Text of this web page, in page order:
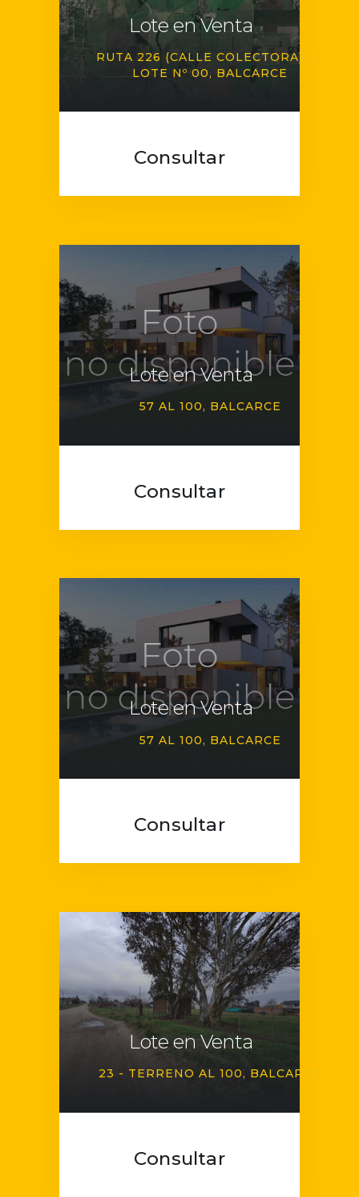
Lote en Venta
RUTA 226 (CALLE COLECTORA) AL
LOTE Nº 00
BALCARCE
Consultar
Lote en Venta
57 AL 100 BALCARCE
Consultar
Lote en Venta
57 AL 100 BALCARCE
Consultar
Lote en Venta
23 - TERRENO AL 100 BALCARCE
Consultar